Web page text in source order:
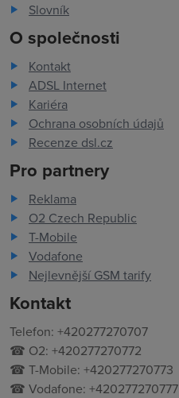
Slovník
O společnosti
Kontakt
ADSL Internet
Kariéra
Ochrana osobních údajů
Recenze dsl.cz
Pro partnery
Reklama
O2 Czech Republic
T-Mobile
Vodafone
Nejlevnější GSM tarify
Kontakt
Telefon: +420277270707
☎ O2: +420277270772
☎ T-Mobile: +420277270773
☎ Vodafone: +420277270777